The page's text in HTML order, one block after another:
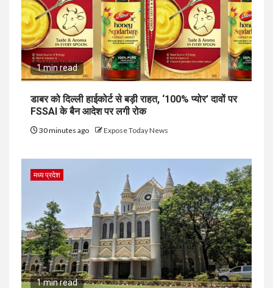
1 min read
डाबर को दिल्ली हाईकोर्ट से बड़ी राहत, ‘100% प्योर’ दावों पर
FSSAI के बैन आदेश पर लगी रोक
30 minutes ago Expose Today News
मध्य प्रदेश
1 min read